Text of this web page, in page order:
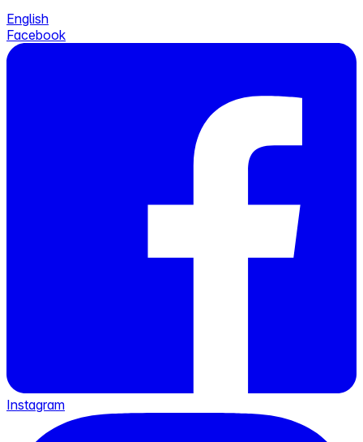
English
Facebook
Instagram